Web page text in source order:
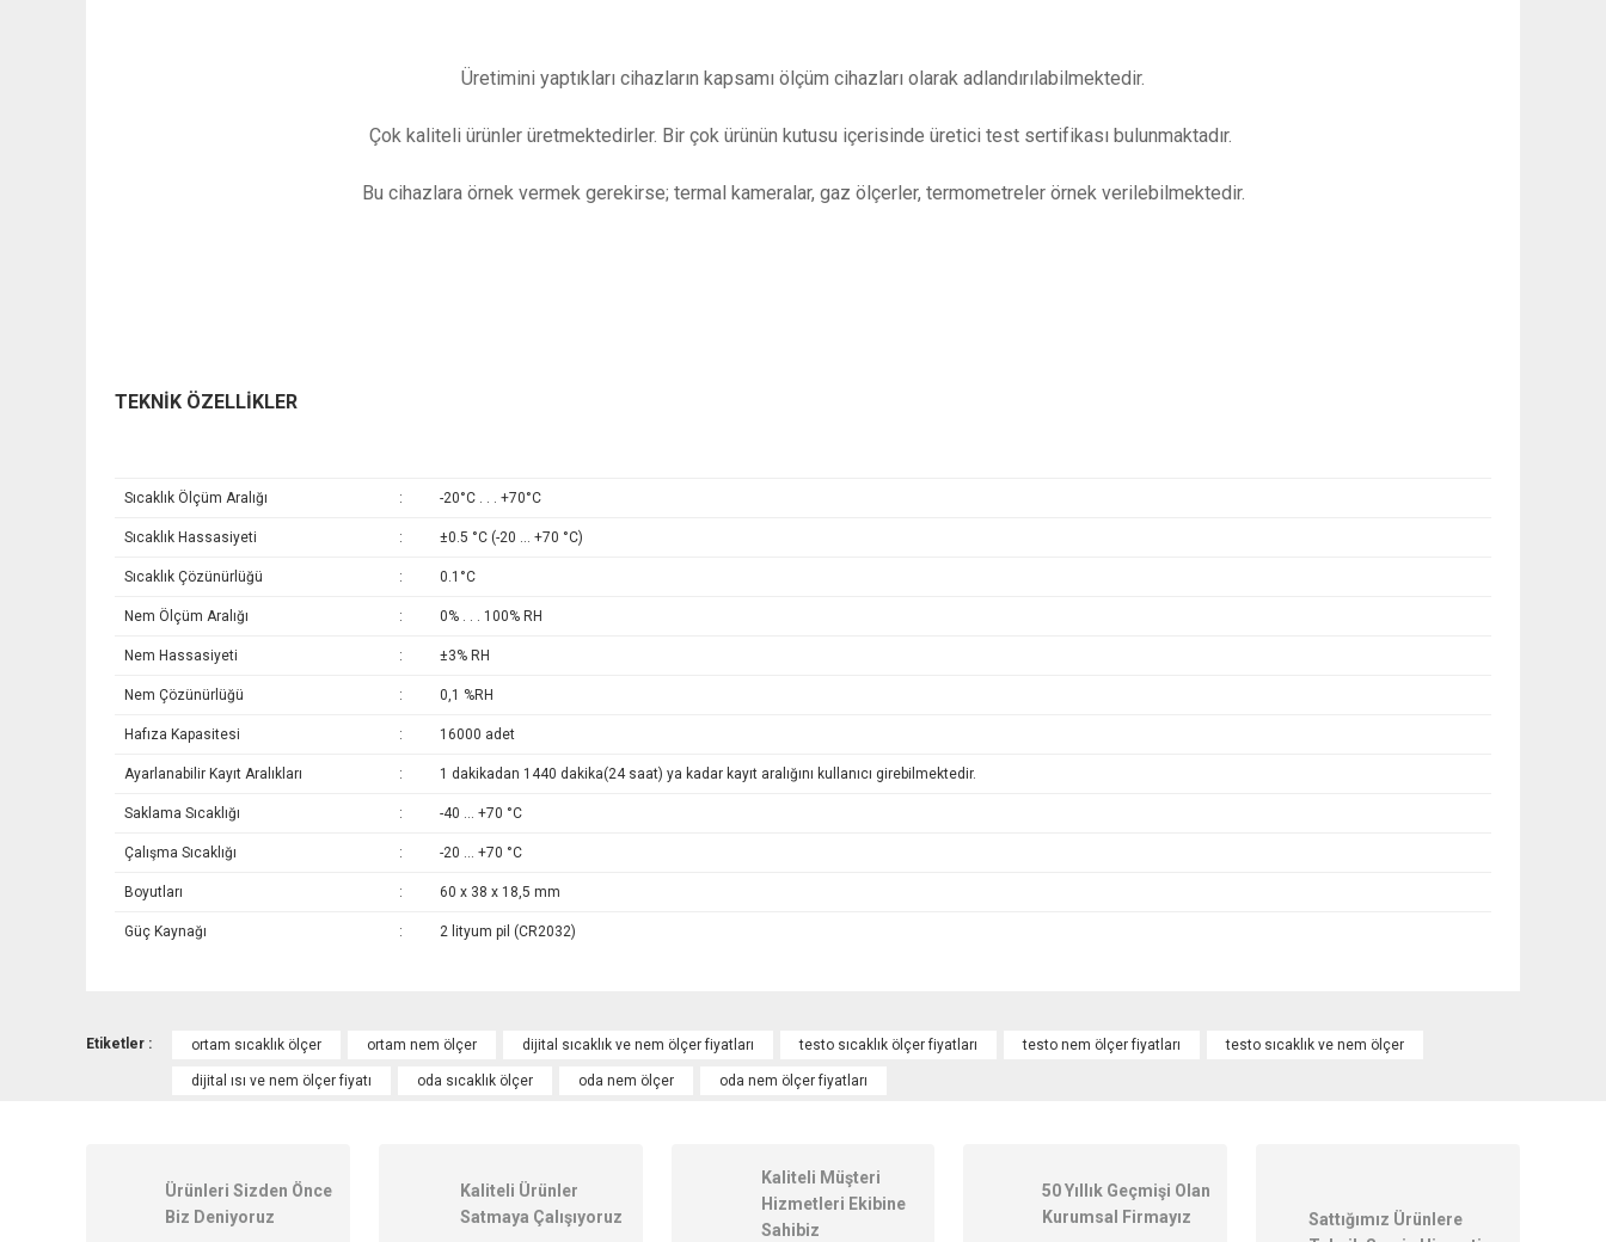
Üretimini yaptıkları cihazların kapsamı ölçüm cihazları olarak adlandırılabilmektedir.
Çok kaliteli ürünler üretmektedirler. Bir çok ürünün kutusu içerisinde üretici test sertifikası bulunmaktadır.
Bu cihazlara örnek vermek gerekirse; termal kameralar, gaz ölçerler, termometreler örnek verilebilmektedir.
TEKNİK ÖZELLİKLER
Sıcaklık Ölçüm Aralığı : -20°C . . . +70°C
Sıcaklık Hassasiyeti : ±0.5 °C (-20 … +70 °C)
Sıcaklık Çözünürlüğü : 0.1°C
Nem Ölçüm Aralığı : 0% . . . 100% RH
Nem Hassasiyeti : ±3% RH
Nem Çözünürlüğü : 0,1 %RH
Hafıza Kapasitesi : 16000 adet
Ayarlanabilir Kayıt Aralıkları : 1 dakikadan 1440 dakika(24 saat) ya kadar kayıt aralığını kullanıcı girebilmektedir.
Saklama Sıcaklığı : -40 … +70 °C
Çalışma Sıcaklığı : -20 … +70 °C
Boyutları : 60 x 38 x 18,5 mm
Güç Kaynağı : 2 lityum pil (CR2032)
Görüş ve önerileriniz için teşekkür ederiz.
Ürün fiyatı diğer sitelerden daha pahalı.
Etiketler : ortam sıcaklık ölçer ortam nem ölçer dijital sıcaklık ve nem ölçer fiyatları testo sıcaklık ölçer fiyatları testo nem ölçer fiyatları testo sıcaklık ve nem ölçer
dijital ısı ve nem ölçer fiyatı oda sıcaklık ölçer oda nem ölçer oda nem ölçer fiyatları
Ürünleri Sizden Önce
Biz Deniyoruz
Kaliteli Ürünler
Satmaya Çalışıyoruz
Kaliteli Müşteri
Hizmetleri Ekibine
Sahibiz
50 Yıllık Geçmişi Olan
Kurumsal Firmayız
Sattığımız Ürünlere